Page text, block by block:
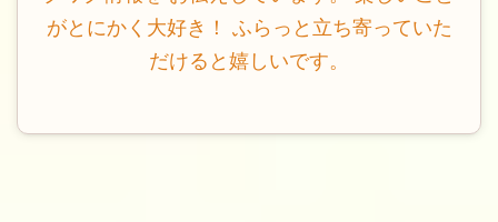
がとにかく大好き！ ふらっと立ち寄っていた
だけると嬉しいです。